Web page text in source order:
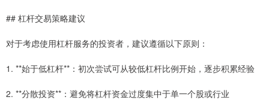
## 杠杆交易策略建议
对于考虑使用杠杆服务的投资者，建议遵循以下原则：
1. **始于低杠杆**：初次尝试可从较低杠杆比例开始，逐步积累经验
2. **分散投资**：避免将杠杆资金过度集中于单一个股或行业